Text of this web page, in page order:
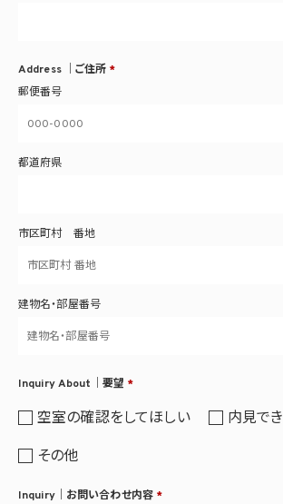
Address ｜ご住所 *
郵便番号
都道府県
市区町村 番地
建物名・部屋番号
Inquiry About｜要望 *
空室の確認をしてほしい 内見で
その他
Inquiry｜お問い合わせ内容 *